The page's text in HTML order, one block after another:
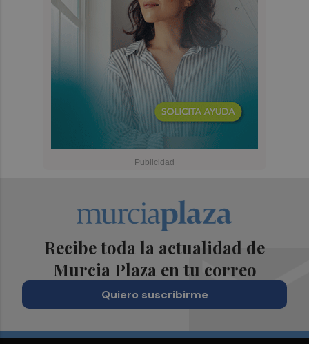
Recibe toda la actualidad de
Murcia Plaza en tu correo
Quiero suscribirme